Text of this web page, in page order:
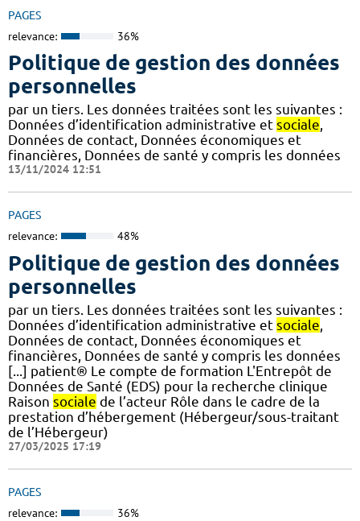
PAGES
relevance: 36%
Politique de gestion des données
personnelles
par un tiers. Les données traitées sont les suivantes :
Données d’identification administrative et sociale,
Données de contact, Données économiques et
financières, Données de santé y compris les données
13/11/2024 12:51
PAGES
relevance: 48%
Politique de gestion des données
personnelles
par un tiers. Les données traitées sont les suivantes :
Données d’identification administrative et sociale
Données de contact, Données économiques et
financières, Données de santé y compris les données
[...] patient® Le compte de formation L'Entrepôt de
Données de Santé (EDS) pour la recherche clinique
Raison sociale de l’acteur Rôle dans le cadre de la
prestation d’hébergement (Hébergeur/sous-traitant
de l’Hébergeur)
27/03/2025 17:19
PAGES
relevance: 36%